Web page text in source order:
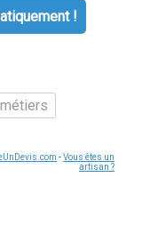
!
-Vous êtes un
artisan ?